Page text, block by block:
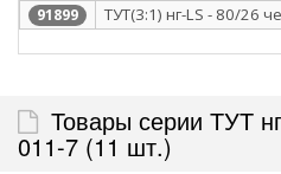
91899 ТУТ(3:1) нг-LS - 80/26
Товары серии ТУТ
011-7 (11 шт.)